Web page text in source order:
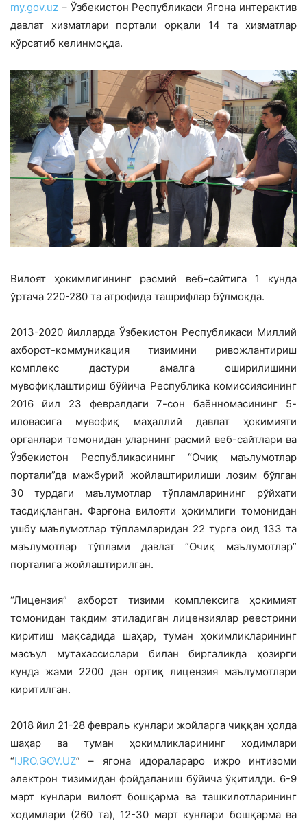
my.gov.uz – Ўзбекистон Республикаси Ягона интерактив
давлат хизматлари портали орқали 14 та хизматлар
кўрсатиб келинмоқда.
Вилоят ҳокимлигининг расмий веб-сайтига 1 кунда
ўртача 220-280 та атрофида ташрифлар бўлмоқда.
2013-2020 йилларда Ўзбекистон Республикаси Миллий
ахборот-коммуникация тизимини ривожлантириш
комплекс дастури амалга оширилишини
мувофиқлаштириш бўйича Республика комиссиясининг
2016 йил 23 февралдаги 7-сон баённомасининг 5-
иловасига мувофиқ маҳаллий давлат ҳокимияти
органлари томонидан уларнинг расмий веб-сайтлари ва
Ўзбекистон Республикасининг “Очиқ маълумотлар
портали”да мажбурий жойлаштирилиши лозим бўлган
30 турдаги маълумотлар тўпламларининг рўйхати
тасдиқланган. Фарғона вилояти ҳокимлиги томонидан
ушбу маълумотлар тўпламларидан 22 турга оид 133 та
маълумотлар тўплами давлат “Очиқ маълумотлар”
порталига жойлаштирилган.
“Лицензия” ахборот тизими комплексига ҳокимият
томонидан тақдим этиладиган лицензиялар реестрини
киритиш мақсадида шаҳар, туман ҳокимликларининг
масъул мутахассислари билан биргаликда ҳозирги
кунда жами 2200 дан ортиқ лицензия маълумотлари
киритилган.
2018 йил 21-28 февраль кунлари жойларга чиққан ҳолда
шаҳар ва туман ҳокимликларининг ходимлари
“IJRO.GOV.UZ” – ягона идоралараро ижро интизоми
электрон тизимидан фойдаланиш бўйича ўқитилди. 6-9
март кунлари вилоят бошқарма ва ташкилотларининг
ходимлари (260 та), 12-30 март кунлари бошқарма ва